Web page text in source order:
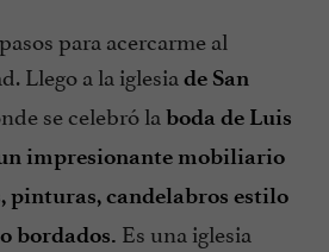
para acercarme al
Llego a la iglesia de San
se celebró la boda de Luis
impresionante mobiliario
pinturas, candelabros estilo
bordados. Es una iglesia